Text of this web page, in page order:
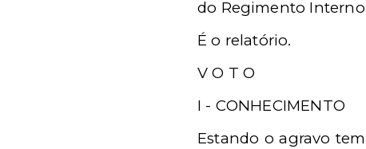
do Regimento Interno
É o relatório.
V O T O
I - CONHECIMENTO
Estando o agravo